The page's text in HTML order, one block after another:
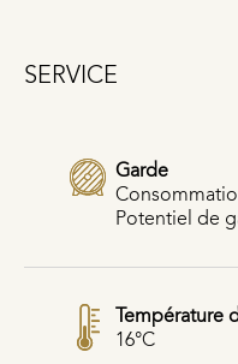
SERVICE
Garde
Potentiel de
Température
16°C